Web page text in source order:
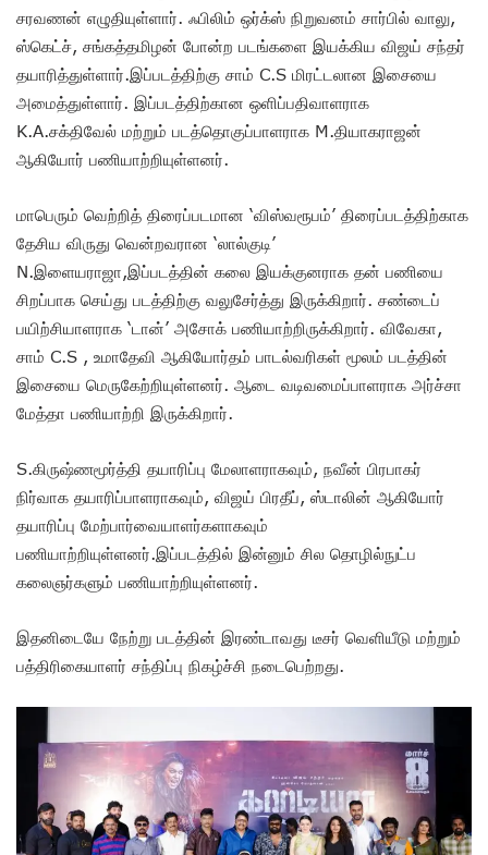
சரவணன் எழுதியுள்ளார். ஃபிலிம் ஒர்க்ஸ் நிறுவனம் சார்பில் வாலு,
ஸ்கெட்ச், சங்கத்தமிழன் போன்ற படங்களை இயக்கிய விஜய் சந்தர்
தயாரித்துள்ளார்.இப்படத்திற்கு சாம் C.S மிரட்டலான இசையை
அமைத்துள்ளார். இப்படத்திற்கான ஒளிப்பதிவாளராக
K.A.சக்திவேல் மற்றும் படத்தொகுப்பாளராக M.தியாகராஜன்
ஆகியோர் பணியாற்றியுள்ளனர்.
மாபெரும் வெற்றித் திரைப்படமான ‘விஸ்வரூபம்’ திரைப்படத்திற்காக
தேசிய விருது வென்றவரான ‘லால்குடி’
N.இளையராஜா,இப்படத்தின் கலை இயக்குனராக தன் பணியை
சிறப்பாக செய்து படத்திற்கு வலுசேர்த்து இருக்கிறார். சண்டைப்
பயிற்சியாளராக ‘டான்’ அசோக் பணியாற்றிருக்கிறார். விவேகா,
சாம் C.S , உமாதேவி ஆகியோர்தம் பாடல்வரிகள் மூலம் படத்தின்
இசையை மெருகேற்றியுள்ளனர். ஆடை வடிவமைப்பாளராக அர்ச்சா
மேத்தா பணியாற்றி இருக்கிறார்.
S.கிருஷ்ணமூர்த்தி தயாரிப்பு மேலாளராகவும், நவீன் பிரபாகர்
நிர்வாக தயாரிப்பாளராகவும், விஜய் பிரதீப், ஸ்டாலின் ஆகியோர்
தயாரிப்பு மேற்பார்வையாளர்களாகவும்
பணியாற்றியுள்ளனர்.இப்படத்தில் இன்னும் சில தொழில்நுட்ப
கலைஞர்களும் பணியாற்றியுள்ளனர்.
இதனிடையே நேற்று படத்தின் இரண்டாவது டீசர் வெளியீடு மற்றும்
பத்திரிகையாளர் சந்திப்பு நிகழ்ச்சி நடைபெற்றது.